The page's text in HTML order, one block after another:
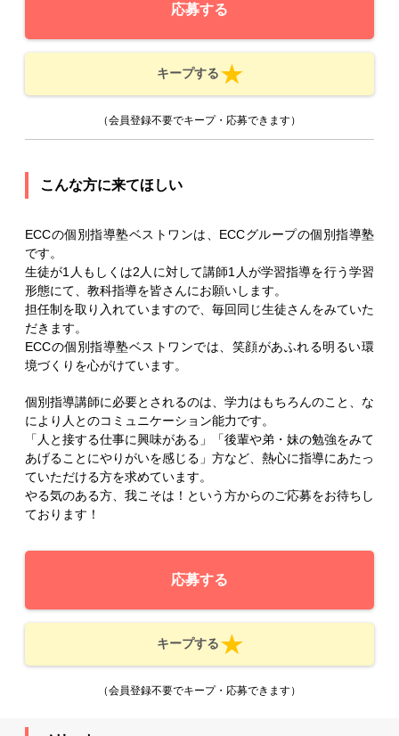
応募する
キープする
（会員登録不要でキープ・応募できます）
こんな方に来てほしい
ECCの個別指導塾ベストワンは、ECCグループの個別指導塾
です。
生徒が1人もしくは2人に対して講師1人が学習指導を行う学習
形態にて、教科指導を皆さんにお願いします。
担任制を取り入れていますので、毎回同じ生徒さんをみていた
だきます。
ECCの個別指導塾ベストワンでは、笑顔があふれる明るい環
境づくりを心がけています。
個別指導講師に必要とされるのは、学力はもちろんのこと、な
により人とのコミュニケーション能力です。
「人と接する仕事に興味がある」「後輩や弟・妹の勉強をみて
あげることにやりがいを感じる」方など、熱心に指導にあたっ
ていただける方を求めています。
やる気のある方、我こそは！という方からのご応募をお待ちし
ております！
応募する
キープする
（会員登録不要でキープ・応募できます）